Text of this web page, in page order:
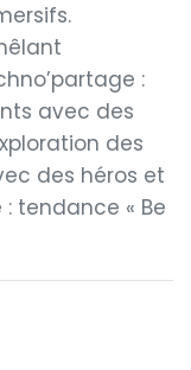
:
avec des
des
des héros et
tendance « Be